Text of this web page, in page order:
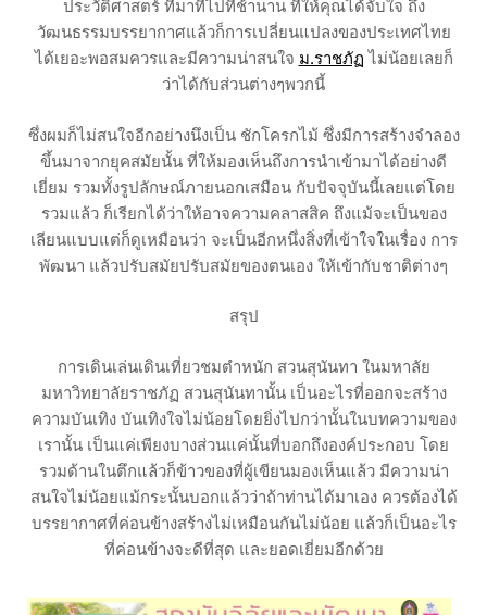
ประวัติศาสตร์ ที่มาที่ไปที่ช้านาน ที่ให้คุณได้จับใจ ถึง
วัฒนธรรมบรรยากาศแล้วก็การเปลี่ยนแปลงของประเทศไทย
ได้เยอะพอสมควรและมีความน่าสนใจ ม.ราชภัฏ ไม่น้อยเลยก็
ว่าได้กับส่วนต่างๆพวกนี้
ซึ่งผมก็ไม่สนใจอีกอย่างนึงเป็น ชักโครกไม้ ซึ่งมีการสร้างจำลอง
ขึ้นมาจากยุคสมัยนั้น ที่ให้มองเห็นถึงการนำเข้ามาได้อย่างดี
เยี่ยม รวมทั้งรูปลักษณ์ภายนอกเสมือน กับปัจจุบันนี้เลยแต่โดย
รวมแล้ว ก็เรียกได้ว่าให้อาจความคลาสสิค ถึงแม้จะเป็นของ
เลียนแบบแต่ก็ดูเหมือนว่า จะเป็นอีกหนึ่งสิ่งที่เข้าใจในเรื่อง การ
พัฒนา แล้วปรับสมัยปรับสมัยของตนเอง ให้เข้ากับชาติต่างๆ
สรุป
การเดินเล่นเดินเที่ยวชมตำหนัก สวนสุนันทา ในมหาลัย
มหาวิทยาลัยราชภัฏ สวนสุนันทานั้น เป็นอะไรที่ออกจะสร้าง
ความบันเทิง บันเทิงใจไม่น้อยโดยยิ่งไปกว่านั้นในบทความของ
เรานั้น เป็นแค่เพียงบางส่วนแค่นั้นที่บอกถึงองค์ประกอบ โดย
รวมด้านในตึกแล้วก็ข้าวของที่ผู้เขียนมองเห็นแล้ว มีความน่า
สนใจไม่น้อยแม้กระนั้นบอกแล้วว่าถ้าท่านได้มาเอง ควรต้องได้
บรรยากาศที่ค่อนข้างสร้างไม่เหมือนกันไม่น้อย แล้วก็เป็นอะไร
ที่ค่อนข้างจะดีที่สุด และยอดเยี่ยมอีกด้วย